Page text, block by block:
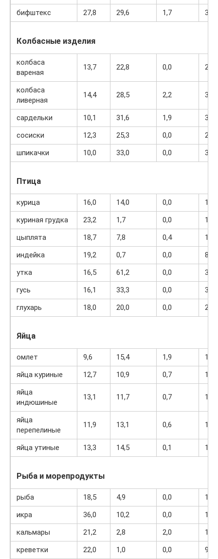
бифштекс
27,8 29,6 1,7 384
Колбасные изделия
колбаса
вареная
13,7 22,8 0,0 260
колбаса
ливерная
14,4 28,5 2,2 326
сардельки 10,1 31,6 1,9
332
сосиски
12,3 25,3 0,0
277
шпикачки
10,0 33,0 0,0 337
Птица
курица 16,0 14,0 0,0
190
куриная грудка
23,2 1,7 0,0
114
цыплята
18,7 7,8 0,4
156
индейка
19,2 0,7 0,0
84
утка
16,5 61,2 0,0
346
гусь
16,1 33,3 0,0
364
глухарь
18,0 20,0 0,0 254
Яйца
омлет 9,6 15,4 1,9
184
яйца куриные
12,7 10,9 0,7
157
яйца
индюшиные
13,1 11,7 0,7 165
яйца
перепелиные
11,9 13,1 0,6 168
яйца утиные 13,3 14,5 0,1 185
Рыба и морепродукты
рыба 18,5 4,9 0,0
136
икра
36,0 10,2 0,0
123
кальмары
21,2 2,8 2,0
122
креветки
22,0 1,0 0,0 97